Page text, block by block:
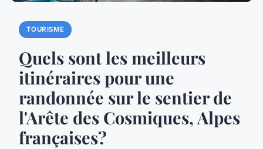
TOURISME
Quels sont les meilleurs
itinéraires pour une
randonnée sur le sentier de
l'Arête des Cosmiques, Alpes
françaises?